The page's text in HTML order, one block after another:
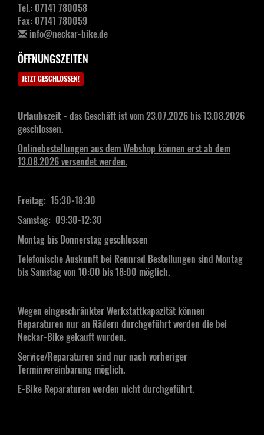
Tel.: 07141 780058
Fax: 07141 780059
info@neckar-bike.de
ÖFFNUNGSZEITEN
JETZT GESCHLOSSEN!
Urlaubszeit - das Geschäft ist vom 23.07.2026 bis 13.08.2026
geschlossen.
Onlinebestellungen aus dem Webshop können erst ab dem
13.08.2026 versendet werden.
Freitag: 15:30-18:30
Samstag: 09:30-12:30
Montag bis Donnerstag geschlossen
Telefonische Auskunft bei Rennrad Bestellungen sind Montag
bis Samstag von 10:00 bis 18:00 möglich.
Wegen eingeschränkter Werkstattkapazität können
Reparaturen nur an Rädern durchgeführt werden die bei
Neckar-Bike gekauft wurden.
Service/Reparaturen sind nur nach vorheriger
Terminvereinbarung möglich.
E-Bike Reparaturen werden nicht durchgeführt.